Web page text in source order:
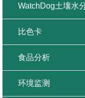
WatchDog土壤水
比色卡
食品分析
环境监测